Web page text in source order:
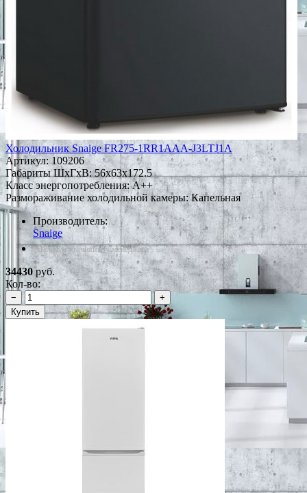
Холодильник Snaige FR275-1RR1AAA-J3LTJ1A
Артикул: 109206
Габариты ШxГxВ: 56x63x172.5
Класс энергопотребления: A++
Размораживание холодильной камеры: Капельная
Производитель:
Snaige
*Наличие уточняйте у менеджера
34430руб.
Кол-во:
−
+
Купить